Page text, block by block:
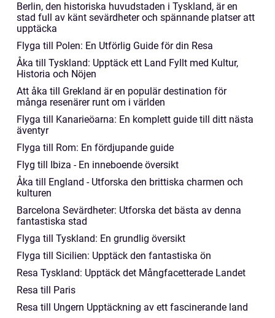
Berlin, den historiska huvudstaden i Tyskland, är en
stad full av känt sevärdheter och spännande platser att
upptäcka
Flyga till Polen: En Utförlig Guide för din Resa
Åka till Tyskland: Upptäck ett Land Fyllt med Kultur,
Historia och Nöjen
Att åka till Grekland är en populär destination för
många resenärer runt om i världen
Flyga till Kanarieöarna: En komplett guide till ditt nästa
äventyr
Flyga till Rom: En fördjupande guide
Flyg till Ibiza - En inneboende översikt
Åka till England - Utforska den brittiska charmen och
kulturen
Barcelona Sevärdheter: Utforska det bästa av denna
fantastiska stad
Flyga till Tyskland: En grundlig översikt
Flyga till Sicilien: Upptäck den fantastiska ön
Resa Tyskland: Upptäck det Mångfacetterade Landet
Resa till Paris
Resa till Ungern Upptäckning av ett fascinerande land